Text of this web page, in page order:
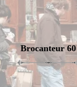
Brocanteur 60